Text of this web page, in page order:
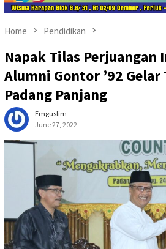
Home Pendidikan
Napak Tilas Perjuangan
Alumni Gontor ’92 Gelar
Padang Panjang
Emguslim
June 27, 2022